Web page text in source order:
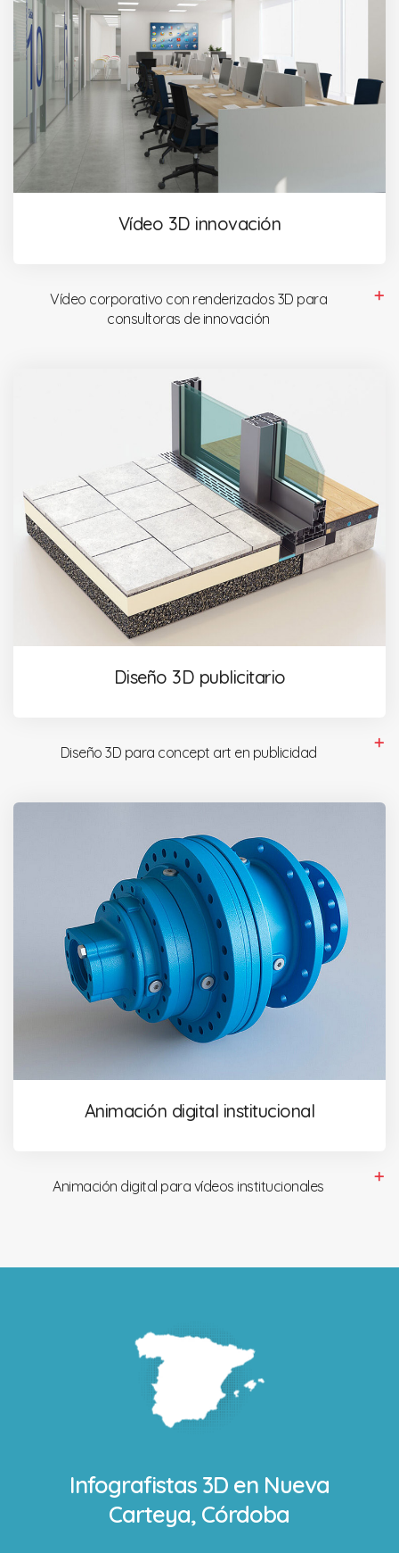
Vídeo 3D innovación
Vídeo corporativo con renderizados 3D para
consultoras de innovación
Diseño 3D publicitario
Diseño 3D para concept art en publicidad
Animación digital institucional
Animación digital para vídeos institucionales
Infografistas 3D en Nueva
Carteya, Córdoba